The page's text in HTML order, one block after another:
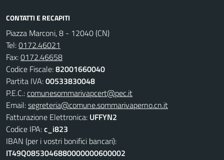
CONTATTI E RECAPITI
Piazza Marconi, 8 - 12040 (CN)
Tel:0172.46021
Fax:0172.46658
Codice Fiscale:82001660040
Partita IVA:00533830048
P.E.C.:comunesommarivapcert@pec.it
Email:segreteria@comune.sommarivaperno.cn.it
Fatturazione Elettronica: UFFYN2
Codice IPA:c_i823
IBAN (per i vostri bonifici bancari):
IT49Q0853046880000000600002